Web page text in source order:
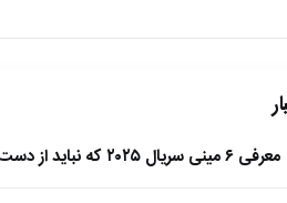
معرفی ۶ مینی سریال ۲۰۲۵ که نباید از دست بدهید!